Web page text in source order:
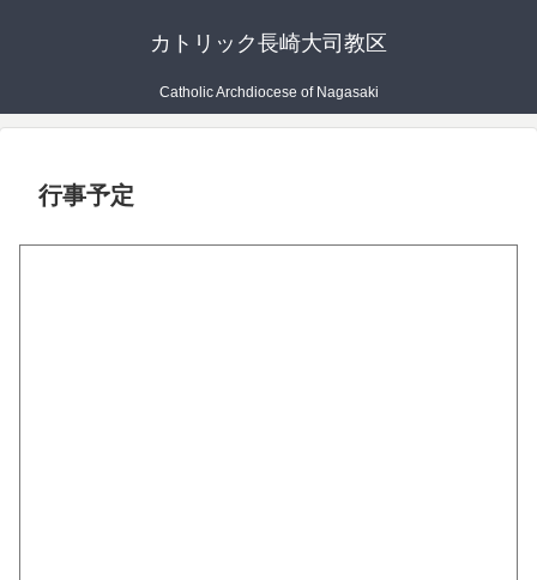
カトリック長崎大司教区
Catholic Archdiocese of Nagasaki
行事予定